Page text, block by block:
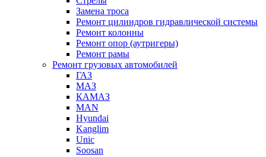
Замена троса
Ремонт цилиндров гидравлической системы
Ремонт колонны
Ремонт опор (аутригеры)
Ремонт рамы
Ремонт грузовых автомобилей
ГАЗ
МАЗ
КАМАЗ
MAN
Hyundai
Kanglim
Unic
Soosan